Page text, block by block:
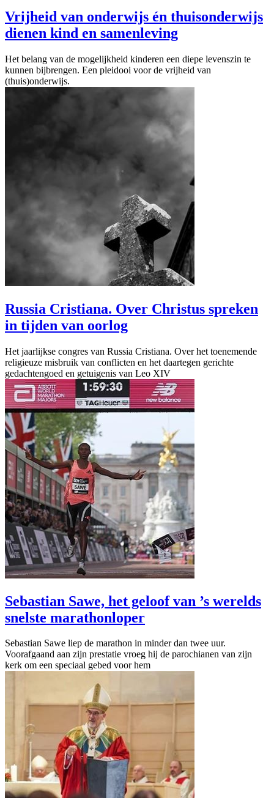
Vrijheid van onderwijs én thuisonderwijs
dienen kind en samenleving
Het belang van de mogelijkheid kinderen een diepe levenszin te
kunnen bijbrengen. Een pleidooi voor de vrijheid van
(thuis)onderwijs.
Russia Cristiana. Over Christus spreken
in tijden van oorlog
Het jaarlijkse congres van Russia Cristiana. Over het toenemende
religieuze misbruik van conflicten en het daartegen gerichte
gedachtengoed en getuigenis van Leo XIV
Sebastian Sawe, het geloof van ’s werelds
snelste marathonloper
Sebastian Sawe liep de marathon in minder dan twee uur.
Voorafgaand aan zijn prestatie vroeg hij de parochianen van zijn
kerk om een speciaal gebed voor hem